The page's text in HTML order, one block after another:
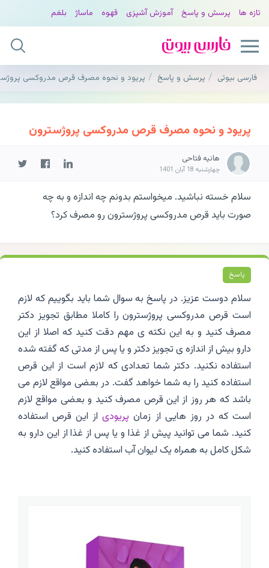
تازه ها پرسش و پاسخ آموزش آشپزی قهوه ماساژ بلغم
فارسی بیوتی پرسش و پاسخ پریود و نحوه مصرف قرص مدروکسی
پریود و نحوه مصرف قرص مدروکسی پروژسترون
هانیه فتاحی
چهارشنبه 18 آبان 1401
سلام خسته نباشید. میخواستم بدونم چه اندازه و به چه
صورت باید قرص مدروکسی پروژسترون رو مصرف کرد؟
پاسخ
سلام دوست عزیز. در پاسخ به سوال شما باید بگوییم که لازم
است قرص مدروکسی پروژسترون را کاملا مطابق تجویز دکتر
مصرف کنید و به این نکته ی مهم دقت کنید که اصلا از این
دارو بیش از اندازه ی تجویز دکتر و یا پس از مدتی که گفته شده
استفاده نکنید. دکتر شما تعدادی که لازم است از این قرص
استفاده کنید را به شما خواهد گفت. در بعضی مواقع لازم می
باشد که هر روز از این قرص مصرف کنید و بعضی مواقع لازم
است که در روز هایی از زمان پریودیاز این قرص استفاده
کنید. شما می توانید پیش از غذا و یا پس از غذا از این دارو به
شکل کامل به همراه یک لیوان آب استفاده کنید.